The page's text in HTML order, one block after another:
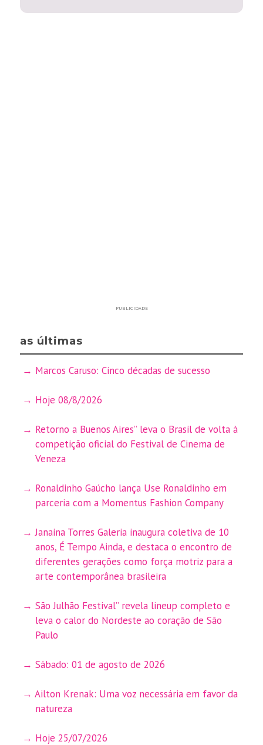
PUBLICIDADE
as últimas
Marcos Caruso: Cinco décadas de sucesso
Hoje 08/8/2026
Retorno a Buenos Aires” leva o Brasil de volta à
competição oficial do Festival de Cinema de
Veneza
Ronaldinho Gaúcho lança Use Ronaldinho em
parceria com a Momentus Fashion Company
Janaina Torres Galeria inaugura coletiva de 10
anos, É Tempo Ainda, e destaca o encontro de
diferentes gerações como força motriz para a
arte contemporânea brasileira
São Julhão Festival” revela lineup completo e
leva o calor do Nordeste ao coração de São
Paulo
Sábado: 01 de agosto de 2026
Ailton Krenak: Uma voz necessária em favor da
natureza
Hoje 25/07/2026